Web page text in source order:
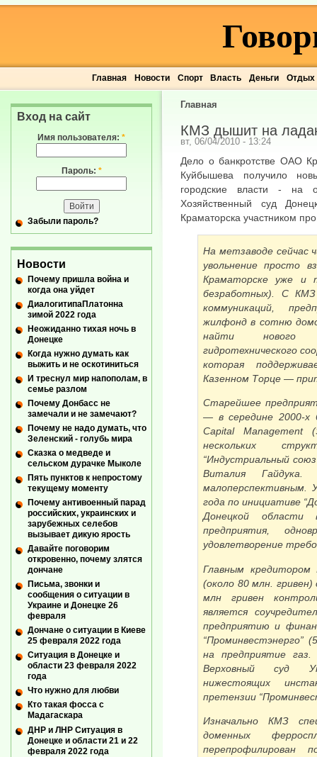
Главная Новости Спорт Власть Деньги Отдых
Главная
КМЗ дышит на
вт, 06/04/2010 - 13:24
Дело о банкротстве ОАО
Куйбышева получило
городские власти - на
Хозяйственный суд
Краматорска участником
На метзаводе сейчас
увольнение просто
Краматорске уже и
безработных). С КМЗ
коммуникаций,
жилфонд в сотню
найти нового
гидротехнического
которая
Казенном Торце —
Старейшее
— в середине 2000-х
Capital
нескольких
“Индустриальный
Виталия
малоперспективным.
года по инициативе
Донецкой области
предприятия,
удовлетворение
Главным
(около 80 млн.
млн гривен
является
предприятию и
“Проминвестэнерго”
на предприятие
Верховный суд
нижестоящих
претензии
Изначально КМЗ
доменных
перепрофилирован
Вход на сайт
Имя пользователя: *
Пароль: *
Забыли пароль?
Новости
Почему пришла война и
когда она уйдет
ДиалогитипаПлатонна
зимой 2022 года
Неожиданно тихая ночь в
Донецке
Когда нужно думать как
выжить и не оскотиниться
И треснул мир напополам, в
семье разлом
Почему Донбасс не
замечали и не замечают?
Почему не надо думать, что
Зеленский - голубь мира
Сказка о медведе и
сельском дурачке Мыколе
Пять пунктов к непростому
текущему моменту
Почему антивоенный парад
российских, украинских и
зарубежных селебов
вызывает дикую ярость
Давайте поговорим
откровенно, почему злятся
дончане
Письма, звонки и
сообщения о ситуации в
Украине и Донецке 26
февраля
Дончане о ситуации в Киеве
25 февраля 2022 года
Ситуация в Донецке и
области 23 февраля 2022
года
Что нужно для любви
Кто такая фосса с
Мадагаскара
ДНР и ЛНР Ситуация в
Донецке и области 21 и 22
февраля 2022 года